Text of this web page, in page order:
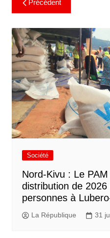
Précédent
Société
Nord-Kivu : Le
distribution de
personnes à
La République 31